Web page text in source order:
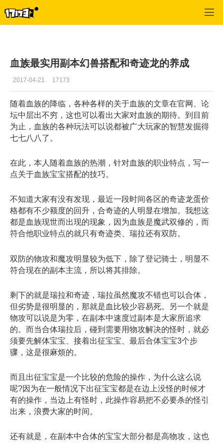
血族最实用副本幻兽搭配和奇迹龙的养成
2017-04-21 17173
随着血族的降临，各种各样的关于血族的文章在官网、论
坛中层出不穷，这也可以看出大家对血族的期待。到目前
为止，血族的各种玩法可以说都被广大玩家的智慧发掘得
七七八八了。
在此，本人随着血族的热潮，针对血族的职业特点，写一
点关于血族宝宝搭配的技巧。
不知道大家有没有发现，最近一段时间各区的奇迹龙蛋价
格都有不少额度的回升，合奇迹的人明显在增加。我想这
都是血族现世而出现的现象，因为血族是魔武双修的，而
符合他职业特点的就只有奇迹类、瑞拉还有双防。
双防的物攻和魔攻明显较为低下，除了登记骑士，明显不
符合现在的副本主流，所以将其排除。
剩下的就是瑞拉和奇迹，瑞拉虽然魔攻不错也可以合体，
但劣势是很明显的，那就是血比较少容易死。另一个就是
物攻可以说是为零，在副本中速度过副本是大家所追求
的。而当合体瑞拉后，碰到需要用物攻解决的怪时，就必
须要先解体宝宝、接着出征宝宝、最后合体宝宝3个步
骤，这是很麻烦的。
而且出征宝宝是一个比较的危险的操作，为什么这么说
呢?因为在一般情况下出征宝宝都是在边上没怪的时候才
有的操作，当边上有怪时，此操作容易把不必要杀的怪引
出来，浪费大家的时间。
还有就是，在副本中合体的宝宝大部分都是高物攻，这也